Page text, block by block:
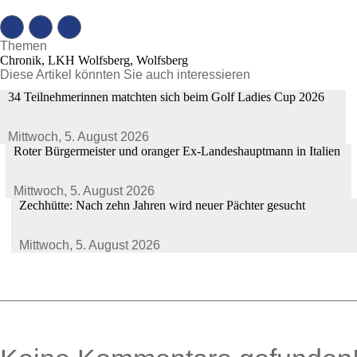
Themen
Chronik, LKH Wolfsberg, Wolfsberg
Diese Artikel könnten Sie auch interessieren
34 Teilnehmerinnen matchten sich beim Golf Ladies Cup 2026
Mittwoch, 5. August 2026
Roter Bürgermeister und oranger Ex-Landeshauptmann in Italien
Mittwoch, 5. August 2026
Zechhütte: Nach zehn Jahren wird neuer Pächter gesucht
Mittwoch, 5. August 2026